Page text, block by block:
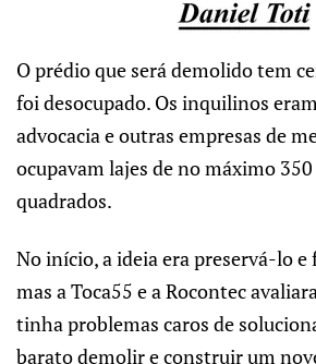
O prédio que será demolido tem
foi desocupado. Os inquilinos
advocacia e outras empresas de
ocupavam lajes de no máximo
quadrados.
No início, a ideia era preservá-lo
mas a Toca55 e a Rocontec
tinha problemas caros de
barato demolir e construir um